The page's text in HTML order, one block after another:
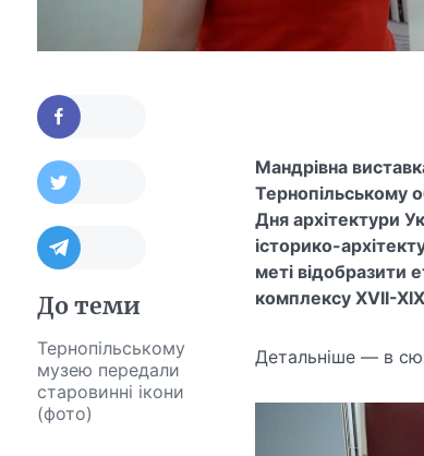
До теми
Тернопільському
музею передали
старовинні ікони
(фото)
Мандрівна
Тернопільському
Дня архітектури
історико-
меті відобразити
комплексу XVII-
Детальніше — в